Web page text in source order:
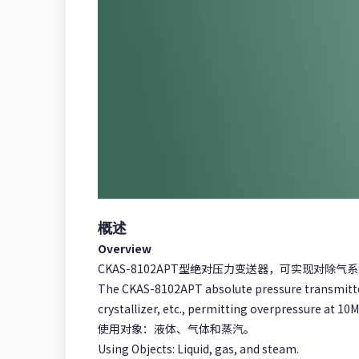
概述
Overview
CKAS-8102APT型绝对压力变送器，可实现对除气
The CKAS-8102APT absolute pressure
crystallizer, etc., permitting overpressure at
使用对象：液体、气体和蒸汽。
Using Objects: Liquid, gas, and steam.